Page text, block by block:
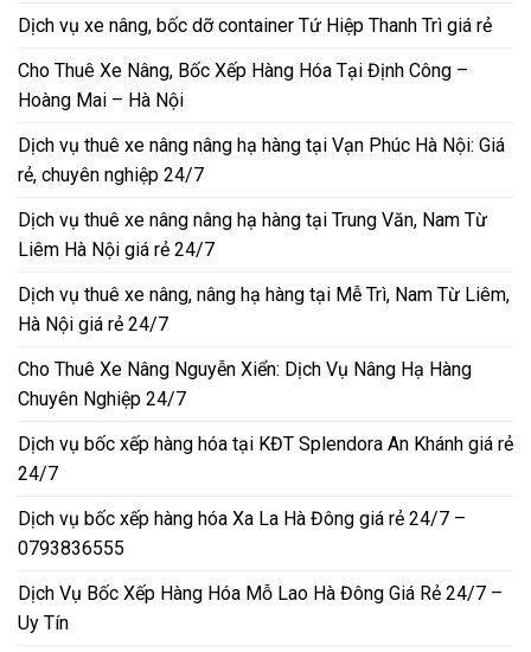
Dịch vụ xe nâng, bốc dỡ container Tứ Hiệp Thanh Trì giá rẻ
Cho Thuê Xe Nâng, Bốc Xếp Hàng Hóa Tại Định Công –
Hoàng Mai – Hà Nội
Dịch vụ thuê xe nâng nâng hạ hàng tại Vạn Phúc Hà Nội: Giá
rẻ, chuyên nghiệp 24/7
Dịch vụ thuê xe nâng nâng hạ hàng tại Trung Văn, Nam Từ
Liêm Hà Nội giá rẻ 24/7
Dịch vụ thuê xe nâng, nâng hạ hàng tại Mễ Trì, Nam Từ Liêm,
Hà Nội giá rẻ 24/7
Cho Thuê Xe Nâng Nguyễn Xiển: Dịch Vụ Nâng Hạ Hàng
Chuyên Nghiệp 24/7
Dịch vụ bốc xếp hàng hóa tại KĐT Splendora An Khánh giá rẻ
24/7
Dịch vụ bốc xếp hàng hóa Xa La Hà Đông giá rẻ 24/7 –
0793836555
Dịch Vụ Bốc Xếp Hàng Hóa Mỗ Lao Hà Đông Giá Rẻ 24/7 –
Uy Tín